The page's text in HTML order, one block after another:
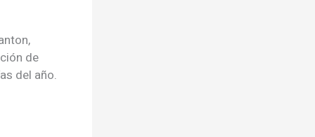
de
del año.